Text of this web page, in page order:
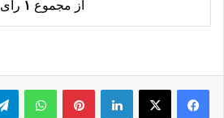
از مجموع ۱ رای
لینکدین پینترستواتس آپ